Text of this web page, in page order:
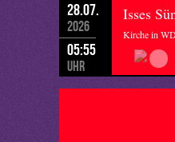
28.07.
2026
05:55
Uhr
Isses
Kirche in